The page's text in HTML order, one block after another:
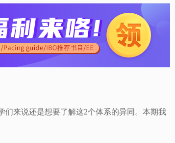
们来说还是想要了解这2个体系的异同。本期我